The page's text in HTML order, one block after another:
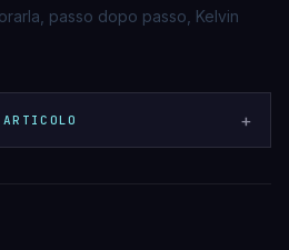
passo dopo passo, Kelvin
+